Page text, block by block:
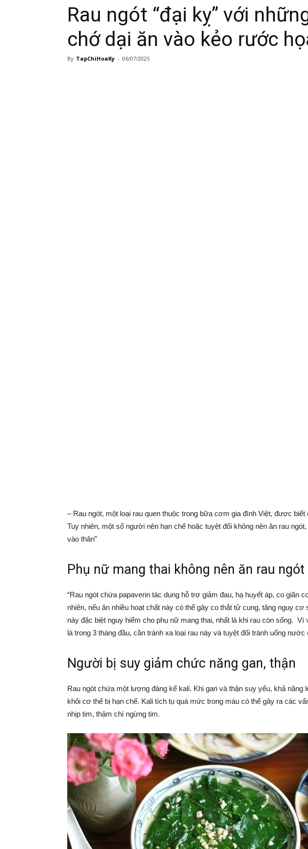
Rau ngót “đại kỵ” với
chớ dại ăn vào kẻo rước
By TapChiHoaKy - 06/07/2025
– Rau ngót, một loại rau quen thuộc trong bữa cơm gia đình Việt, được
Tuy nhiên, một số người nên hạn chế hoặc tuyệt đối không nên ăn rau
vào thân”
Phụ nữ mang thai không nên ăn rau ngót
“Rau ngót chứa papaverin tác dụng hỗ trợ giảm đau, hạ huyết áp, co giãn
nhiên, nếu ăn nhiều hoạt chất này có thể gây co thắt tử cung, tăng nguy
này đặc biệt nguy hiểm cho phụ nữ mang thai, nhất là khi rau còn sống. Vì
là trong 3 tháng đầu, cần tránh xa loại rau này và tuyệt đối tránh uống nước
Người bị suy giảm chức năng gan, thận
Rau ngót chứa một lượng đáng kể kali. Khi gan và thận suy yếu, khả năng
khỏi cơ thể bị hạn chế. Kali tích tụ quá mức trong máu có thể gây ra các
nhịp tim, thậm chí ngừng tim.